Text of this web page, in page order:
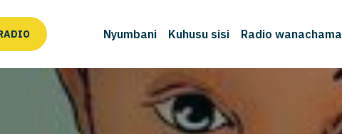
Nyumbani Kuhusu sisi Radio wanachama